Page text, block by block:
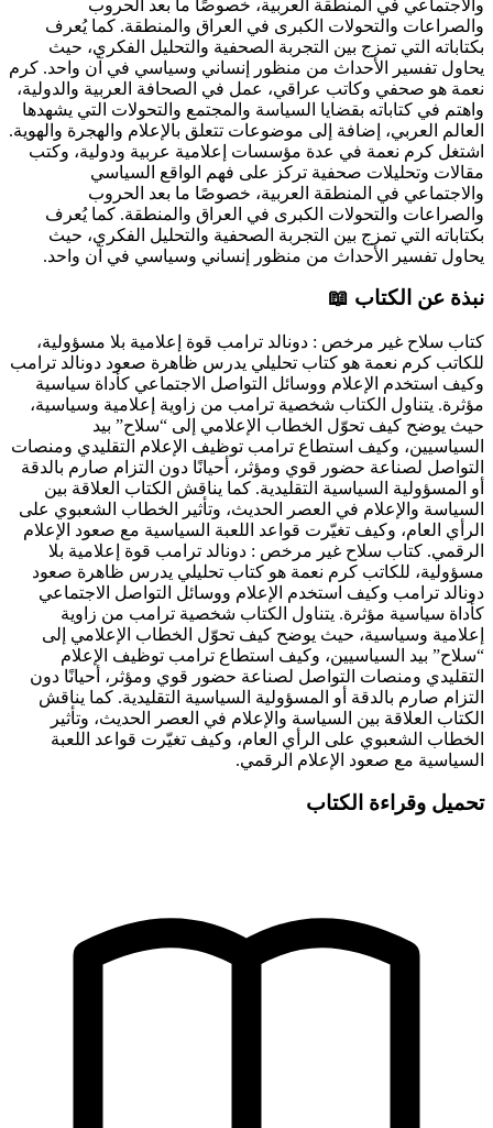
والاجتماعي في المنطقة العربية، خصوصًا ما بعد الحروب
والصراعات والتحولات الكبرى في العراق والمنطقة. كما يُعرف
بكتاباته التي تمزج بين التجربة الصحفية والتحليل الفكري، حيث
يحاول تفسير الأحداث من منظور إنساني وسياسي في آن واحد. كرم
نعمة هو صحفي وكاتب عراقي، عمل في الصحافة العربية والدولية،
واهتم في كتاباته بقضايا السياسة والمجتمع والتحولات التي يشهدها
العالم العربي، إضافة إلى موضوعات تتعلق بالإعلام والهجرة والهوية.
اشتغل كرم نعمة في عدة مؤسسات إعلامية عربية ودولية، وكتب
مقالات وتحليلات صحفية تركز على فهم الواقع السياسي
والاجتماعي في المنطقة العربية، خصوصًا ما بعد الحروب
والصراعات والتحولات الكبرى في العراق والمنطقة. كما يُعرف
بكتاباته التي تمزج بين التجربة الصحفية والتحليل الفكري، حيث
يحاول تفسير الأحداث من منظور إنساني وسياسي في آن واحد.
نبذة عن الكتاب 📖
كتاب سلاح غير مرخص : دونالد ترامب قوة إعلامية بلا مسؤولية،
للكاتب كرم نعمة هو كتاب تحليلي يدرس ظاهرة صعود دونالد ترامب
وكيف استخدم الإعلام ووسائل التواصل الاجتماعي كأداة سياسية
مؤثرة. يتناول الكتاب شخصية ترامب من زاوية إعلامية وسياسية،
حيث يوضح كيف تحوّل الخطاب الإعلامي إلى “سلاح” بيد
السياسيين، وكيف استطاع ترامب توظيف الإعلام التقليدي ومنصات
التواصل لصناعة حضور قوي ومؤثر، أحيانًا دون التزام صارم بالدقة
أو المسؤولية السياسية التقليدية. كما يناقش الكتاب العلاقة بين
السياسة والإعلام في العصر الحديث، وتأثير الخطاب الشعبوي على
الرأي العام، وكيف تغيّرت قواعد اللعبة السياسية مع صعود الإعلام
الرقمي. كتاب سلاح غير مرخص : دونالد ترامب قوة إعلامية بلا
مسؤولية، للكاتب كرم نعمة هو كتاب تحليلي يدرس ظاهرة صعود
دونالد ترامب وكيف استخدم الإعلام ووسائل التواصل الاجتماعي
كأداة سياسية مؤثرة. يتناول الكتاب شخصية ترامب من زاوية
إعلامية وسياسية، حيث يوضح كيف تحوّل الخطاب الإعلامي إلى
“سلاح” بيد السياسيين، وكيف استطاع ترامب توظيف الإعلام
التقليدي ومنصات التواصل لصناعة حضور قوي ومؤثر، أحيانًا دون
التزام صارم بالدقة أو المسؤولية السياسية التقليدية. كما يناقش
الكتاب العلاقة بين السياسة والإعلام في العصر الحديث، وتأثير
الخطاب الشعبوي على الرأي العام، وكيف تغيّرت قواعد اللعبة
السياسية مع صعود الإعلام الرقمي.
تحميل وقراءة الكتاب